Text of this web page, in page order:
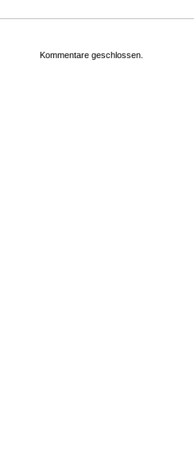
Kommentare geschlossen.